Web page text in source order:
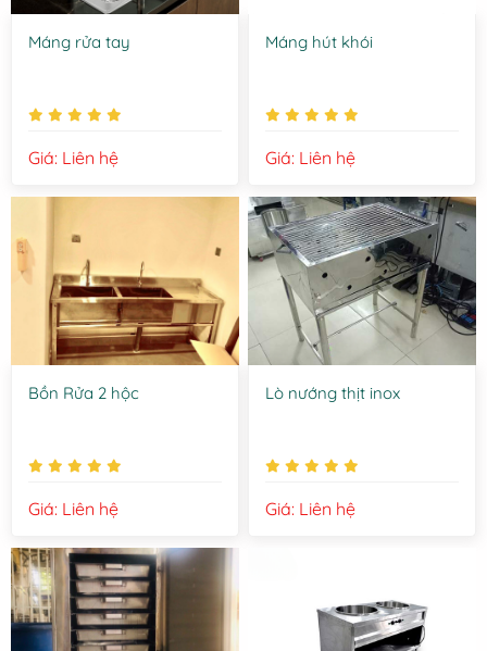
Máng rửa tay
Giá: Liên hệ
Máng hút khói
Giá: Liên hệ
Bồn Rửa 2 hộc
Giá: Liên hệ
Lò nướng thịt inox
Giá: Liên hệ